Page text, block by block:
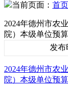
当前页面： 首页
2024年德州市农
院）本级单位预算
发布
2024年德州市农
院）本级单位预算